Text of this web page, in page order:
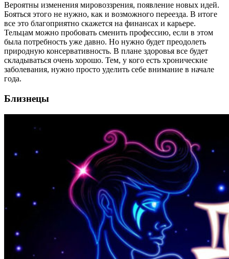
Вероятны изменения мировоззрения, появление новых идей.
Бояться этого не нужно, как и возможного переезда. В итоге
все это благоприятно скажется на финансах и карьере.
Тельцам можно пробовать сменить профессию, если в этом
была потребность уже давно. Но нужно будет преодолеть
природную консервативность. В плане здоровья все будет
складываться очень хорошо. Тем, у кого есть хронические
заболевания, нужно просто уделить себе внимание в начале
года.
Близнецы